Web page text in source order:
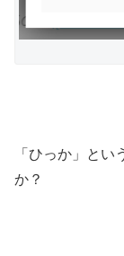
「ひっか」と
か？